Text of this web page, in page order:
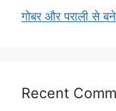
गोबर और पराली से
Recent